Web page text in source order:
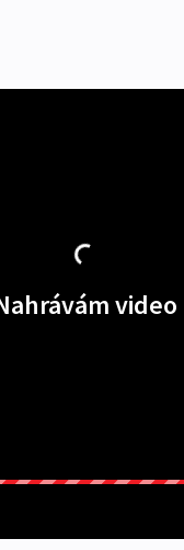
video